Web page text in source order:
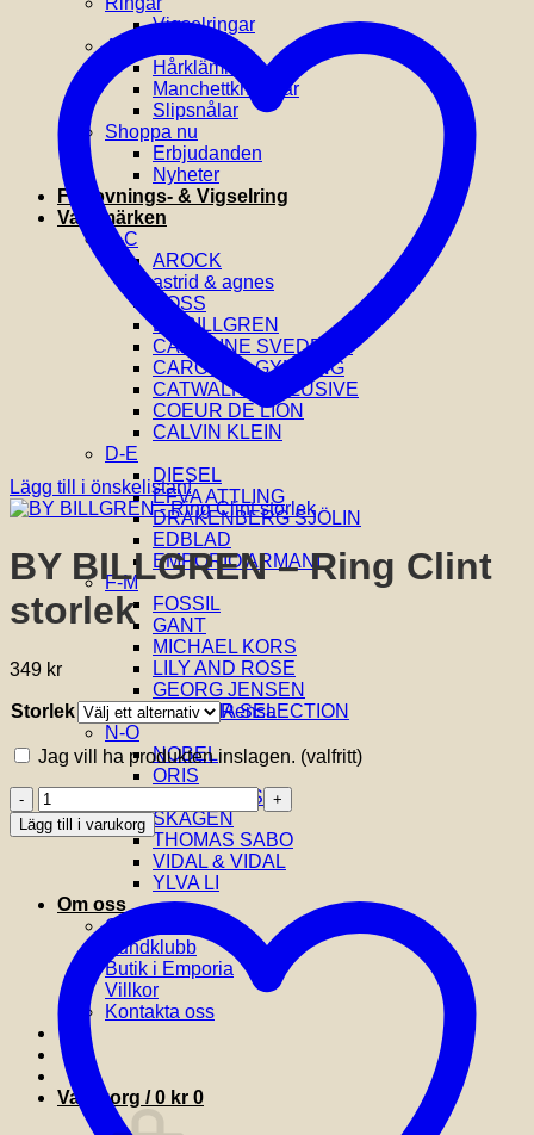
Vigselringar
Accessoarer
Hårklämmor
Manchettknappar
Slipsnålar
Shoppa nu
Erbjudanden
Nyheter
Förlovnings- & Vigselring
Varumärken
A-C
AROCK
astrid & agnes
BOSS
BY BILLGREN
CAROLINE SVEDBOM
CAROLINA GYNNING
CATWALK EXCLUSIVE
COEUR DE LION
CALVIN KLEIN
D-E
DIESEL
EFVA ATTLING
DRAKENBERG SJÖLIN
EDBLAD
EMPORIO ARMANI
F-M
FOSSIL
GANT
MICHAEL KORS
LILY AND ROSE
GEORG JENSEN
GLENSIA SELECTION
N-Ö
NOBEL
ORIS
SIF JAKOBS
SKAGEN
THOMAS SABO
VIDAL & VIDAL
YLVA LI
Om oss
Om Glensia
Kundklubb
Butik i Emporia
Villkor
Kontakta oss
Varukorg /0 kr 0
Lägg till i önskelistan!
BY BILLGREN – Ring Clint
storlek
349 kr
Storlek Rensa
Jag vill ha produkten inslagen. (valfritt)
BY
BILLGREN
-
storlek
mängd
Lägg till i varukorg